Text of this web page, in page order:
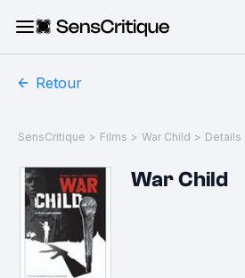
Retour
SensCritique > Films > War Child > Details
War Child